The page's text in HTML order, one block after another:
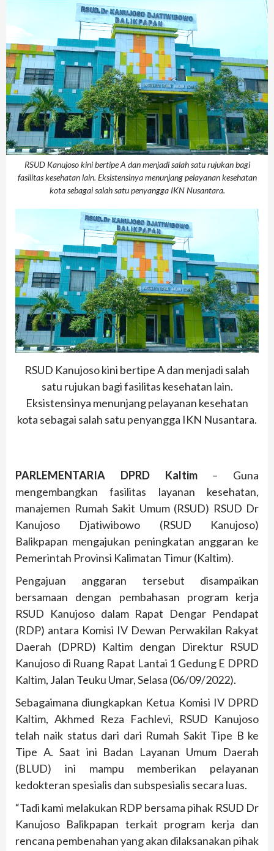
RSUD Kanujoso kini bertipe A dan menjadi salah satu rujukan bagi
fasilitas kesehatan lain. Eksistensinya menunjang pelayanan kesehatan
kota sebagai salah satu penyangga IKN Nusantara.
RSUD Kanujoso kini bertipe A dan menjadi salah
satu rujukan bagi fasilitas kesehatan lain.
Eksistensinya menunjang pelayanan kesehatan
kota sebagai salah satu penyangga IKN Nusantara.
PARLEMENTARIA DPRD Kaltim– Guna
mengembangkan fasilitas layanan kesehatan,
manajemen Rumah Sakit Umum (RSUD) RSUD Dr
Kanujoso Djatiwibowo (RSUD Kanujoso)
Balikpapan mengajukan peningkatan anggaran ke
Pemerintah Provinsi Kalimatan Timur (Kaltim).
Pengajuan anggaran tersebut disampaikan
bersamaan dengan pembahasan program kerja
RSUD Kanujoso dalam Rapat Dengar Pendapat
(RDP) antara Komisi IV Dewan Perwakilan Rakyat
Daerah (DPRD) Kaltim dengan Direktur RSUD
Kanujoso di Ruang Rapat Lantai 1 Gedung E DPRD
Kaltim, Jalan Teuku Umar, Selasa (06/09/2022).
Sebagaimana diungkapkan Ketua Komisi IV DPRD
Kaltim, Akhmed Reza Fachlevi, RSUD Kanujoso
telah naik status dari dari Rumah Sakit Tipe B ke
Tipe A. Saat ini Badan Layanan Umum Daerah
(BLUD) ini mampu memberikan pelayanan
kedokteran spesialis dan subspesialis secara luas.
“Tadi kami melakukan RDP bersama pihak RSUD Dr
Kanujoso Balikpapan terkait program kerja dan
rencana pembenahan yang akan dilaksanakan pihak